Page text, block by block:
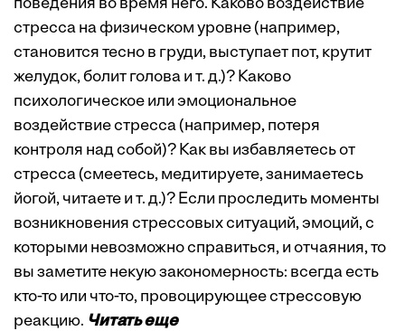
поведения во время него. Каково воздействие
стресса на физическом уровне (например,
становится тесно в груди, выступает пот, крутит
желудок, болит голова и т. д.)? Каково
психологическое или эмоциональное
воздействие стресса (например, потеря
контроля над собой)? Как вы избавляетесь от
стресса (смеетесь, медитируете, занимаетесь
йогой, читаете и т. д.)? Если проследить моменты
возникновения стрессовых ситуаций, эмоций, с
которыми невозможно справиться, и отчаяния, то
вы заметите некую закономерность: всегда есть
кто-то или что-то, провоцирующее стрессовую
реакцию. Читать еще